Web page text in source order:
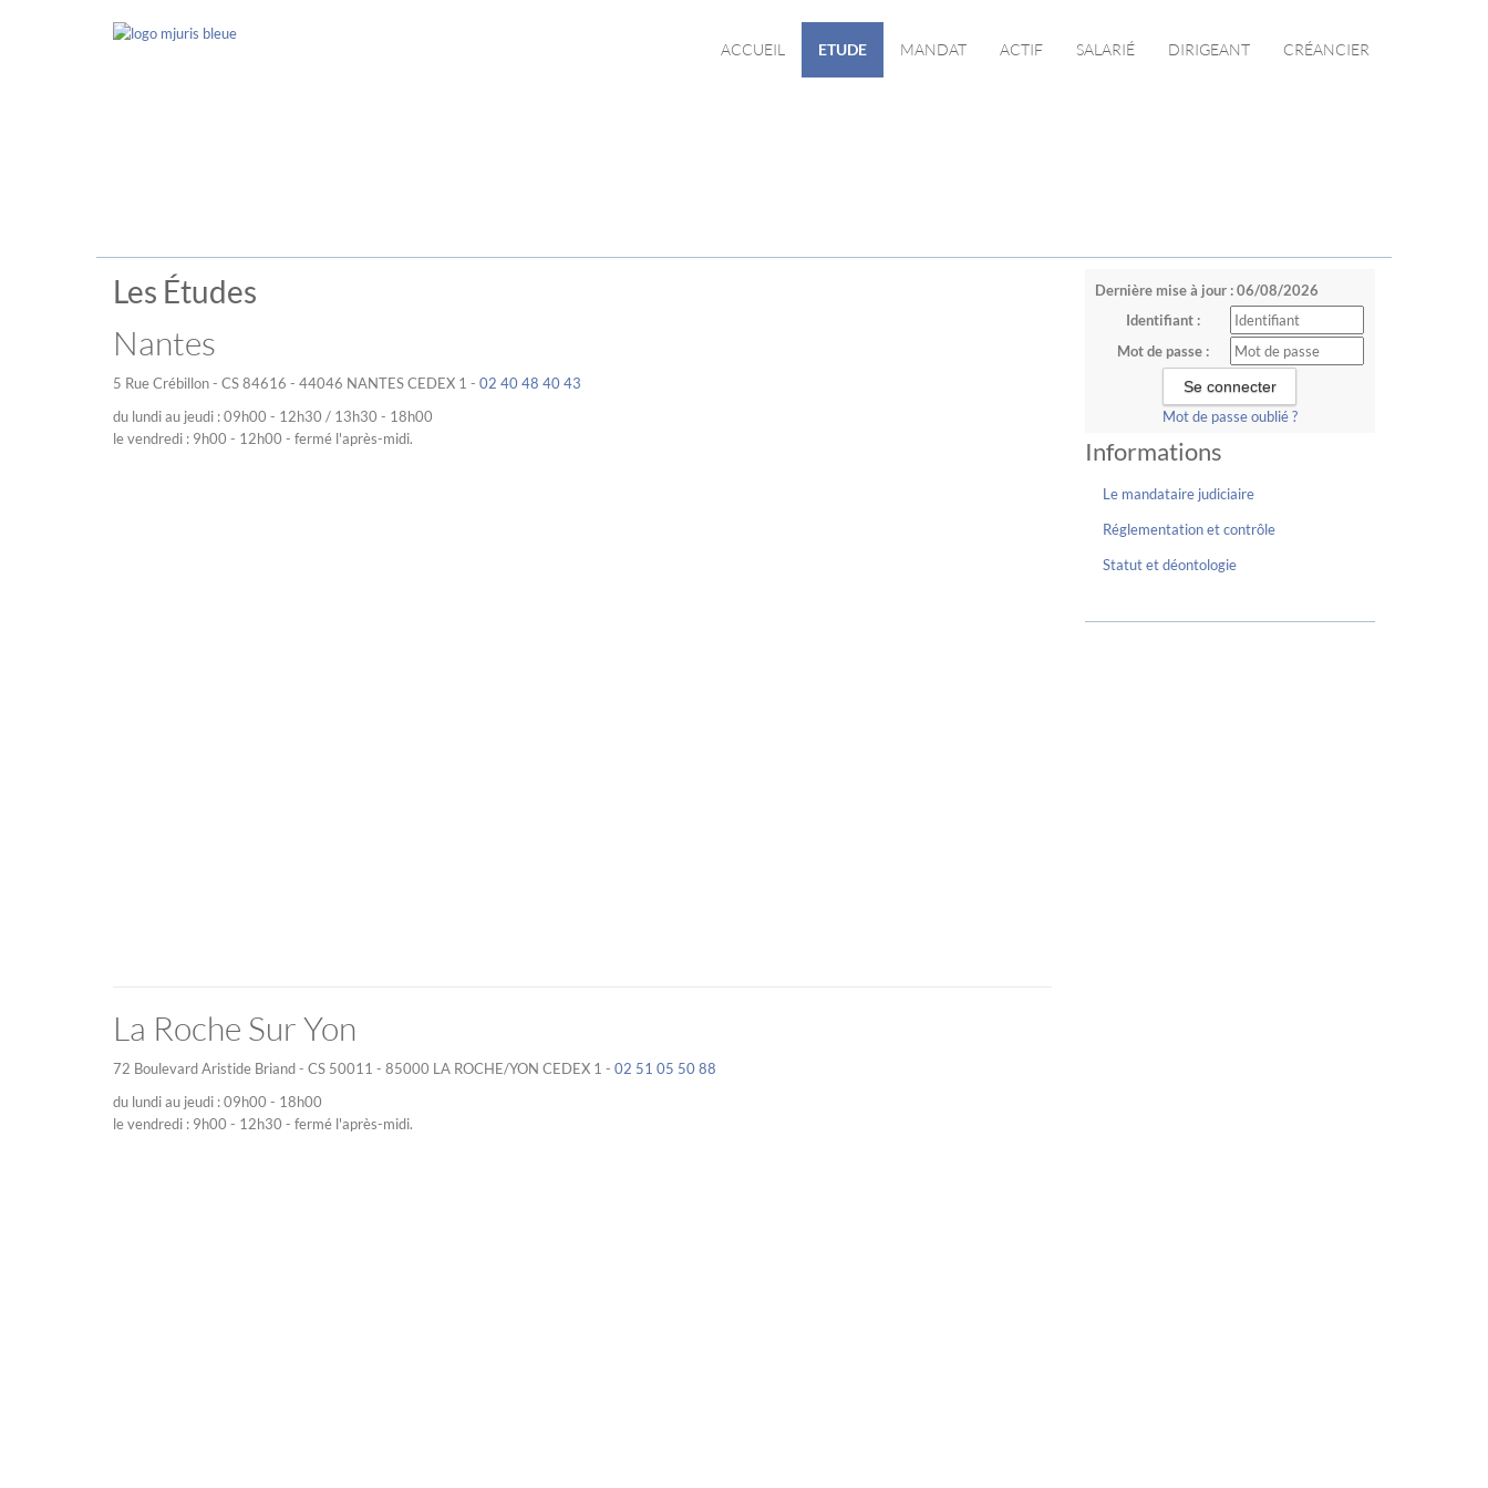
ACCUEIL ETUDE MANDAT ACTIF SALARIÉ DIRIGEANT CRÉANCIER
Dernière mise à jour : 06/08/2026
Identifiant :
Mot de passe :
Mot de passe oublié ?
Informations
Le mandataire judiciaire
Réglementation et contrôle
Statut et déontologie
Les Études
Nantes
5 Rue Crébillon - CS 84616 - 44046 NANTES CEDEX 1 - 02 40 48 40 43
du lundi au jeudi : 09h00 - 12h30 / 13h30 - 18h00
le vendredi : 9h00 - 12h00 - fermé l'après-midi.
La Roche Sur Yon
72 Boulevard Aristide Briand - CS 50011 - 85000 LA ROCHE/YON CEDEX 1 - 02 51 05 50 88
du lundi au jeudi : 09h00 - 18h00
le vendredi : 9h00 - 12h30 - fermé l'après-midi.